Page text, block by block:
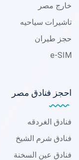
خارج مصر
تاشيرات سياحيه
حجز طيران
e-SIM
احجز فنادق مصر
فنادق الغردقه
فنادق شرم الشيخ
فنادق عين السخنة